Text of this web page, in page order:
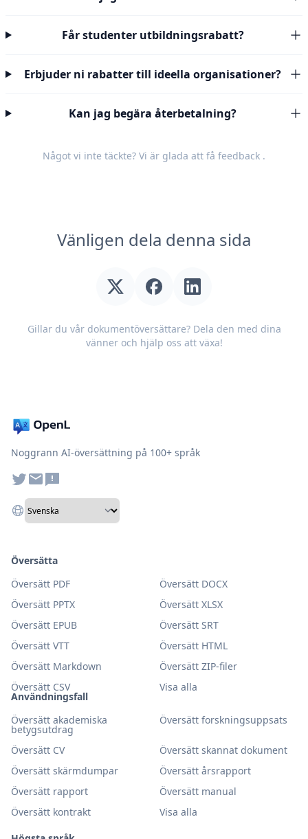
Får studenter utbildningsrabatt?
Erbjuder ni rabatter till ideella organisationer?
Kan jag begära återbetalning?
Något vi inte täckte? Vi är glada att få feedback .
Vänligen dela denna sida
Gillar du vår dokumentöversättare? Dela den med dina
vänner och hjälp oss att växa!
Noggrann AI-översättning på 100+ språk
Användningsfall
Översätt akademiska
betygsutdrag
Översätt forskningsuppsats
Översätt CV
Översätt skannat dokument
Översätt skärmdumpar
Översätt årsrapport
Översätt rapport
Översätt manual
Översätt kontrakt
Visa alla
Översätta
Översätt PDF
Översätt DOCX
Översätt PPTX
Översätt XLSX
Översätt EPUB
Översätt SRT
Översätt VTT
Översätt HTML
Översätt Markdown
Översätt ZIP-filer
Översätt CSV
Visa alla